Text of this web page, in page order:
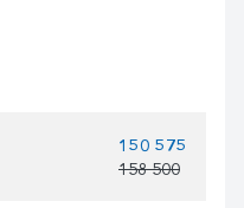
150 575
158 500